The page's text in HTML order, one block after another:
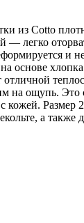
из Cotto
— легко
и
основе
отличной
на ощупь.
кожей. Размер
а также